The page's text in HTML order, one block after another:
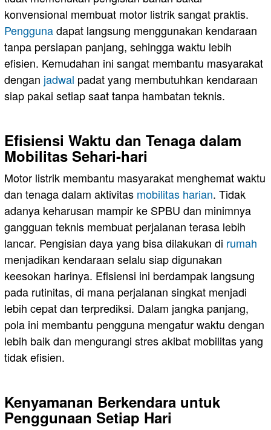
konvensional membuat motor listrik sangat praktis.
Penggunadapat langsung menggunakan kendaraan
tanpa persiapan panjang, sehingga waktu lebih
efisien. Kemudahan ini sangat membantu masyarakat
dengan jadwal padat yang membutuhkan kendaraan
siap pakai setiap saat tanpa hambatan teknis.
Efisiensi Waktu dan Tenaga dalam
Mobilitas Sehari-hari
Motor listrik membantu masyarakat menghemat waktu
dan tenaga dalam aktivitas mobilitas harian. Tidak
adanya keharusan mampir ke SPBU dan minimnya
gangguan teknis membuat perjalanan terasa lebih
lancar. Pengisian daya yang bisa dilakukan di rumah
menjadikan kendaraan selalu siap digunakan
keesokan harinya. Efisiensi ini berdampak langsung
pada rutinitas, di mana perjalanan singkat menjadi
lebih cepat dan terprediksi. Dalam jangka panjang,
pola ini membantu pengguna mengatur waktu dengan
lebih baik dan mengurangi stres akibat mobilitas yang
tidak efisien.
Kenyamanan Berkendara untuk
Penggunaan Setiap Hari